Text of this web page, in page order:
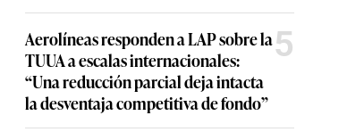
Aerolíneas responden a LAP sobre la
TUUA a escalas internacionales:
“Una reducción parcial deja intacta
la desventaja competitiva de fondo”
5